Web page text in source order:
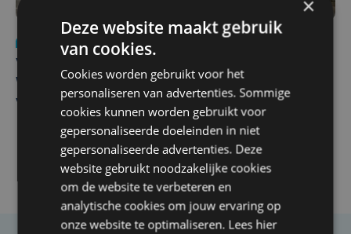
wo 5 augustus | 11:57
Vier Oostendse gynaecologen versterken dienst in AZ
West, dat ook een nieuwe voltijdse gynaecoloog
verwelkomt
×
Deze website maakt gebruik
van cookies.
Cookies worden gebruikt voor het
personaliseren van advertenties. Sommige
cookies kunnen worden gebruikt voor
gepersonaliseerde doeleinden in niet
gepersonaliseerde advertenties. Deze
website gebruikt noodzakelijke cookies
om de website te verbeteren en
analytische cookies om jouw ervaring op
onze website te optimaliseren. Lees hier